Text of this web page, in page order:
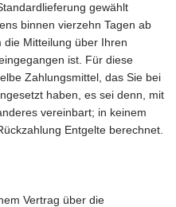
gewählt
binnen vierzehn Tagen ab
die Mitteilung über Ihren
ist. Für diese
Zahlungsmittel, das Sie bei
haben, es sei denn, mit
vereinbart; in keinem
Entgelte berechnet.
Vertrag über die